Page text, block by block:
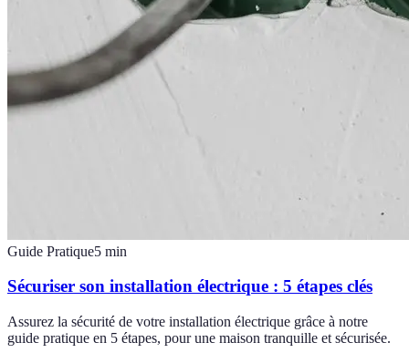
Guide Pratique5 min
Sécuriser son installation électrique : 5 étapes clés
Assurez la sécurité de votre installation électrique grâce à notre
guide pratique en 5 étapes, pour une maison tranquille et sécurisée.